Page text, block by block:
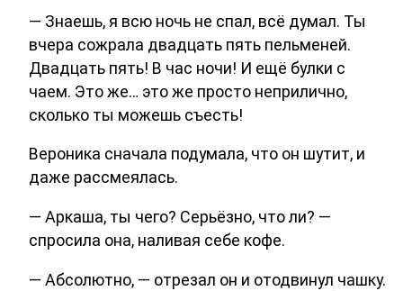
— Знаешь, я всю ночь не спал, всё думал. Ты
вчера сожрала двадцать пять пельменей.
Двадцать пять! В час ночи! И ещё булки с
чаем. Это же… это же просто неприлично,
сколько ты можешь съесть!
Вероника сначала подумала, что он шутит, и
даже рассмеялась.
— Аркаша, ты чего? Серьёзно, что ли? —
спросила она, наливая себе кофе.
— Абсолютно, — отрезал он и отодвинул чашку.